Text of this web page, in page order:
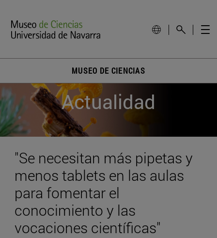
MUSEO DE CIENCIAS
Actualidad
"Se necesitan más pipetas y
menos tablets en las aulas
para fomentar el
conocimiento y las
vocaciones científicas"